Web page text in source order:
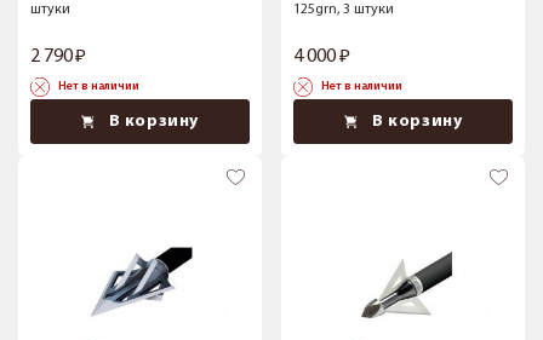
штуки
2 790
Нет в наличии
В корзину
125grn, 3 штуки
4 000
Нет в наличии
В корзину